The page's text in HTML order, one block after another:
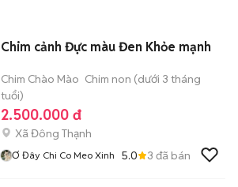
Chim cảnh Đực màu Đen Khỏe mạnh
Chim Chào Mào Chim non (dưới 3 tháng
tuổi)
2.500.000 đ
Xã Đông Thạnh
Ơ Đây Chi Co Meo Xinh 5.0 3 đã bán